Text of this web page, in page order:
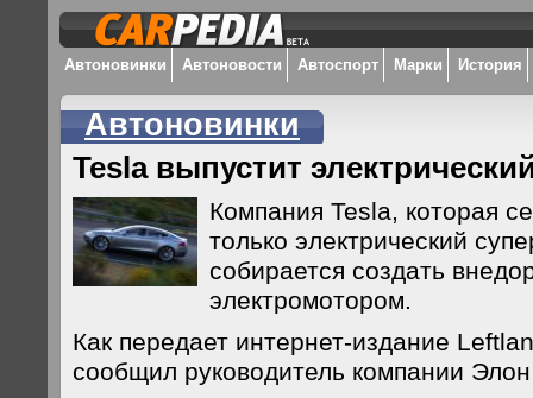
Автоновинки Автоновости Автоспорт Марки История
Автоновинки
Tesla выпустит
Компания Tesla, которая
только электрический
собирается создать
электромотором.
Как передает интернет-издание
сообщил руководитель компании